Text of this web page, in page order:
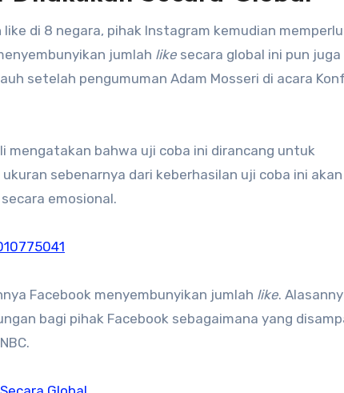
di 8 negara, pihak Instagram kemudian
jumlah like secara global ini pun
setelah pengumuman Adam Mosseri di acara
mengatakan bahwa uji coba ini dirancang untuk
sebenarnya dari keberhasilan uji coba ini
emosional.
Facebook menyembunyikan jumlah like.
bagi pihak Facebook sebagaimana yang